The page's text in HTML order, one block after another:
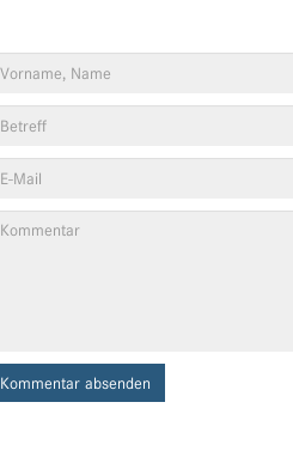
Kommentar absenden